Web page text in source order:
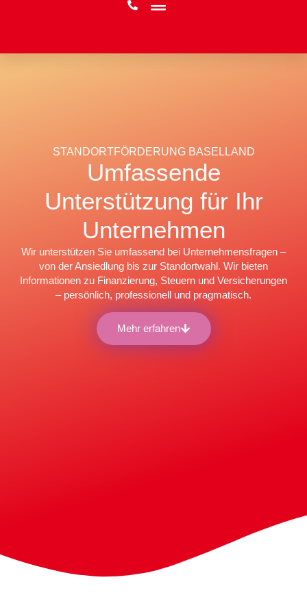
STANDORTFÖRDERUNG BASELLAND
Umfassende
Unterstützung für Ihr
Unternehmen
Wir unterstützen Sie umfassend bei Unternehmensfragen –
von der Ansiedlung bis zur Standortwahl. Wir bieten
Informationen zu Finanzierung, Steuern und Versicherungen
– persönlich, professionell und pragmatisch.
Mehr erfahren